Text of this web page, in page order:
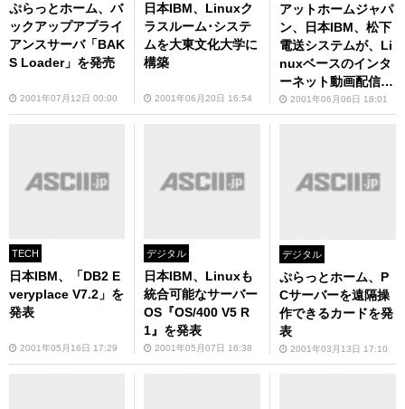
ぷらっとホーム、バ
ックアップアプライ
アンスサーバ「BAK
S Loader」を発売
2001年07月12日 00:00
日本IBM、Linuxク
ラスルーム･システ
ムを大東文化大学に
構築
2001年06月20日 16:54
アットホームジャパ
ン、日本IBM、松下
電送システムが、Li
nuxベースのインタ
ーネット動画配信シ
ステム構築で協業
2001年06月06日 18:01
TECH
日本IBM、「DB2 E
veryplace V7.2」を
発表
2001年05月16日 17:29
デジタル
日本IBM、Linuxも
統合可能なサーバー
OS『OS/400 V5 R
1』を発表
2001年05月07日 16:38
デジタル
ぷらっとホーム、P
Cサーバーを遠隔操
作できるカードを発
表
2001年03月13日 17:10